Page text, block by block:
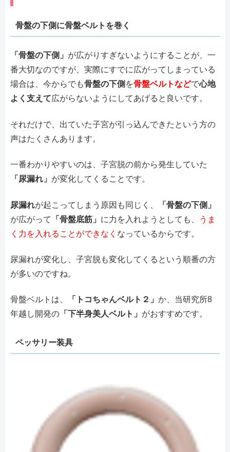
骨盤の下側に骨盤ベルトを巻く
「骨盤の下側」 が広がりすぎないようにすることが、一
番大切なのですが、実際にすでに広がってしまっている
場合は、今からでも骨盤の下側 を骨盤ベルトなどで心地
よく支えて広がらないようにしてあげると良いです。
それだけで、出ていた子宮が引っ込んできたという方の
声はたくさんあります。
一番わかりやすいのは、子宮脱の前から発生していた
「尿漏れ」 が変化してくることです。
尿漏れが起こってしまう原因も同じく、
「骨盤の下側」
が広がって
「骨盤底筋」 に力を入れようとしても、
うま
く力を入れることができなく なっているからです。
尿漏れが変化し、子宮脱も変化してくるという順番の方
が多いのですね。
骨盤ベルトは、 「トコちゃんベルト２」 か、当研究所8
年越し開発の 「下半身美人ベルト」 がおすすめです。
ペッサリー装具